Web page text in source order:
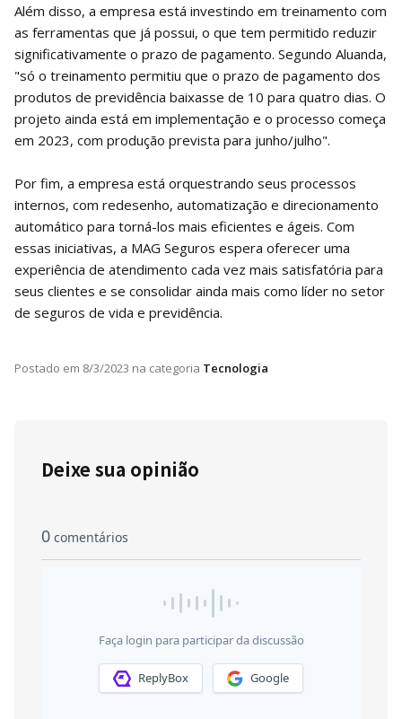
Além disso, a empresa está investindo em treinamento com
as ferramentas que já possui, o que tem permitido reduzir
significativamente o prazo de pagamento. Segundo Aluanda,
"só o treinamento permitiu que o prazo de pagamento dos
produtos de previdência baixasse de 10 para quatro dias. O
projeto ainda está em implementação e o processo começa
em 2023, com produção prevista para junho/julho".
Por fim, a empresa está orquestrando seus processos
internos, com redesenho, automatização e direcionamento
automático para torná-los mais eficientes e ágeis. Com
essas iniciativas, a MAG Seguros espera oferecer uma
experiência de atendimento cada vez mais satisfatória para
seus clientes e se consolidar ainda mais como líder no setor
de seguros de vida e previdência.
Postado em 8/3/2023 na categoria Tecnologia
Deixe sua opinião